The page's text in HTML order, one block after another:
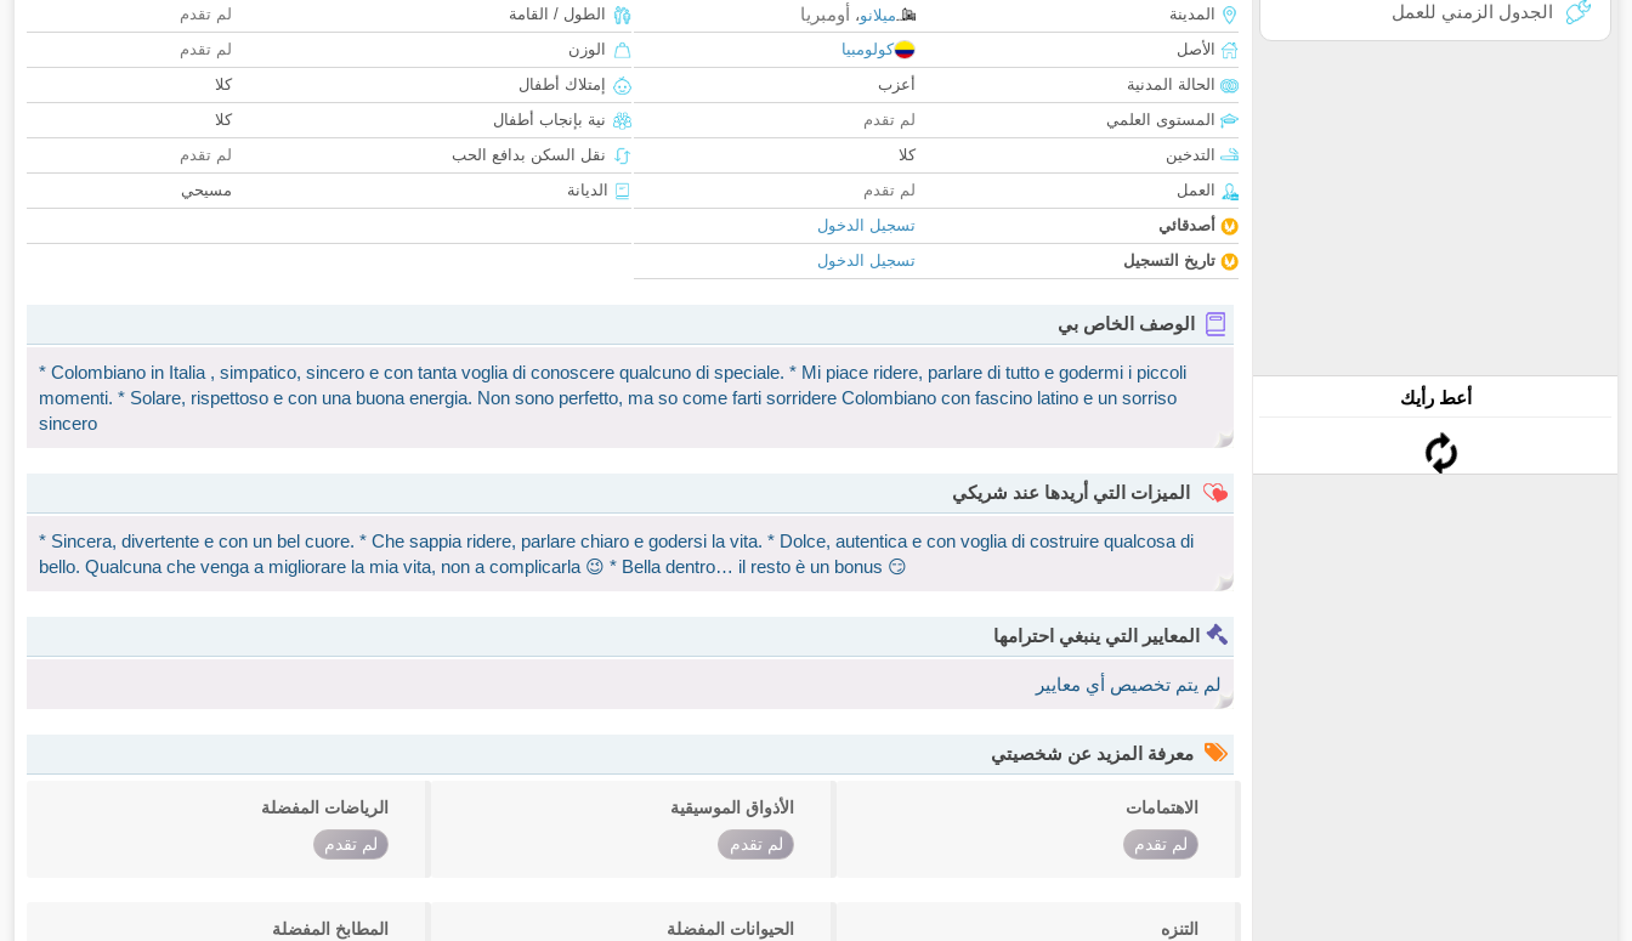
الجدول الزمني للعمل
أعط رأيك
المدينة
ميلانو، أومبريا
الأصل
كولومبيا
الحالة المدنية
أعزب
المستوى العلمي
لم تقدم
التدخين
كلا
العمل
لم تقدم
أصدقائي
تسجيل الدخول
تاريخ التسجيل
تسجيل الدخول
الطول / القامة
لم تقدم
الوزن
لم تقدم
إمتلاك أطفال
كلا
نية بإنجاب أطفال
كلا
نقل السكن بدافع الحب
لم تقدم
الديانة
مسيحي
الوصف الخاص بي
* Colombiano in Italia , simpatico, sincero e con tanta voglia di conoscere qualcuno di speciale. * Mi piace ridere, parlare di tutto e godermi i piccoli
momenti. * Solare, rispettoso e con una buona energia. Non sono perfetto, ma so come farti sorridere Colombiano con fascino latino e un sorriso
sincero
الميزات التي أريدها عند شريكي
* Sincera, divertente e con un bel cuore. * Che sappia ridere, parlare chiaro e godersi la vita. * Dolce, autentica e con voglia di costruire qualcosa di
bello. Qualcuna che venga a migliorare la mia vita, non a complicarla 😉 * Bella dentro… il resto è un bonus 😏
المعايير التي ينبغي احترامها
لم يتم تخصيص أي معايير
معرفة المزيد عن شخصيتي
الاهتمامات
لم تقدم
الأذواق الموسيقية
لم تقدم
الرياضات المفضلة
لم تقدم
التنزه الحيوانات المفضلة المطابخ المفضلة